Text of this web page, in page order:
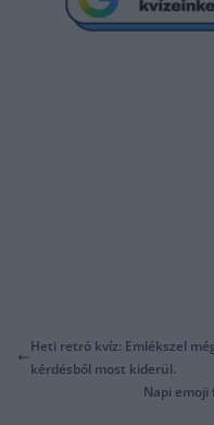
Heti retró kvíz: Emlékszel
kérdésből most kiderül.
Napi